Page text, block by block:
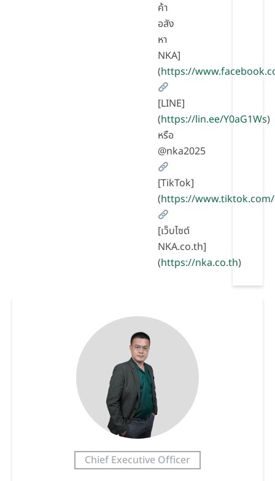
ค้า
อสัง
หา
NKA]
(https://
[LINE]
(https://lin.ee/Y0aG1Ws)
หรือ
@nka2025
[TikTok]
(https://www.tiktok.com/
[เว็บไซต์
NKA.co.th]
(https://nka.co.th)
Chief Executive Officer